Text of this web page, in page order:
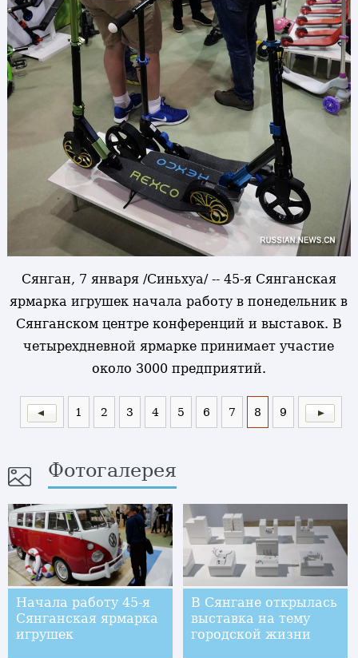
Сянган, 7 января /Синьхуа/ -- 45-я Сянганская
ярмарка игрушек начала работу в понедельник в
Сянганском центре конференций и выставок. В
четырехдневной ярмарке принимает участие
около 3000 предприятий.
1 2 3 4 5 6 7 8 9
Фотогалерея
Начала работу 45-я
Сянганская ярмарка
игрушек
В Сянгане открылась
выставка на тему
городской жизни